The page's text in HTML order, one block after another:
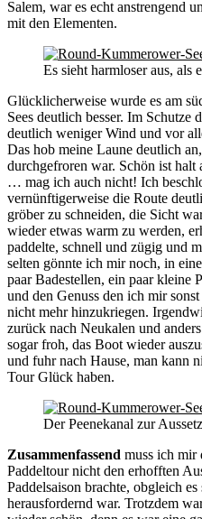
Salem, war es echt anstrengend
mit den Elementen.
Es sieht harmloser aus, als
Glücklicherweise wurde es am
Sees deutlich besser. Im Schutze
deutlich weniger Wind und vor
Das hob meine Laune deutlich
durchgefroren war. Schön ist
… mag ich auch nicht! Ich
vernünftigerweise die Route
gröber zu schneiden, die Sicht
wieder etwas warm zu werden,
paddelte, schnell und zügig und
selten gönnte ich mir noch, in
paar Badestellen, ein paar kleine
und den Genuss den ich mir
nicht mehr hinzukriegen.
zurück nach Neukalen und
sogar froh, das Boot wieder
und fuhr nach Hause, man kann
Tour Glück haben.
Der Peenekanal zur
Zusammenfassend muss ich mir
Paddeltour nicht den erhofften
Paddelsaison brachte, obgleich
herausfordernd war. Trotzdem